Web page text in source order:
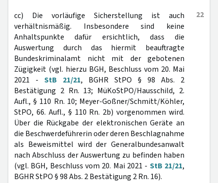
22
cc) Die vorläufige Sicherstellung ist auch
verhältnismäßig. Insbesondere sind keine
Anhaltspunkte dafür ersichtlich, dass die
Auswertung durch das hiermit beauftragte
Bundeskriminalamt nicht mit der gebotenen
Zügigkeit (vgl. hierzu BGH, Beschluss vom 20. Mai
2021 - StB 21/21, BGHR StPO § 98 Abs. 2
Bestätigung 2 Rn. 13; MüKoStPO/Hausschild, 2.
Aufl., § 110 Rn. 10; Meyer-Goßner/Schmitt/Köhler,
StPO, 66. Aufl., § 110 Rn. 2b) vorgenommen wird.
Über die Rückgabe der elektronischen Geräte an
die Beschwerdeführerin oder deren Beschlagnahme
als Beweismittel wird der Generalbundesanwalt
nach Abschluss der Auswertung zu befinden haben
(vgl. BGH, Beschluss vom 20. Mai 2021 - StB 21/21,
BGHR StPO § 98 Abs. 2 Bestätigung 2 Rn. 16).